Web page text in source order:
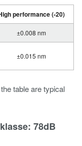
performance (-20)
±0.008 nm
±0.015 nm
table are typical
78dB